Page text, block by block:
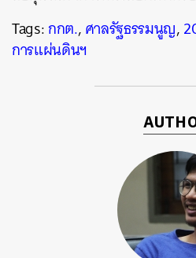
Tags:กกต.,ศาลรัฐธรรมนูญ,
การแผ่นดินฯ